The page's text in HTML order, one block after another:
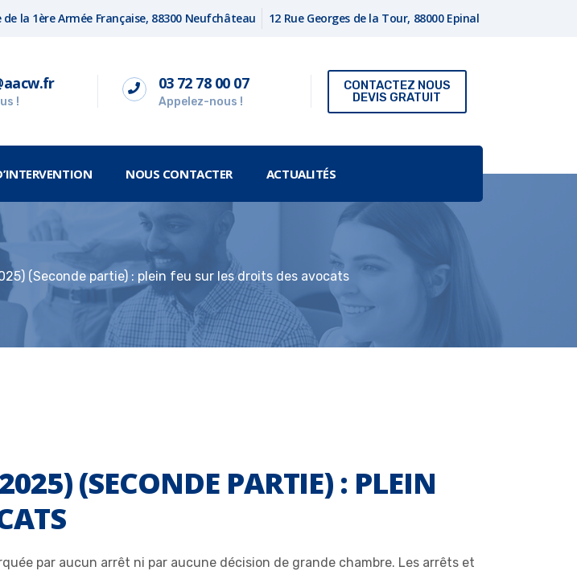
de la 1ère Armée Française, 88300 Neufchâteau 12 Rue Georges de la Tour, 88000 Epinal
!
03 72 78 00 07
Appelez-nous !
CONTACTEZ NOUS
DEVIS GRATUIT
NOUS CONTACTER ACTUALITÉS
(Seconde partie) : plein feu sur les droits des avocats
(SECONDE PARTIE) : PLEIN
par aucun arrêt ni par aucune décision de grande chambre. Les arrêts et